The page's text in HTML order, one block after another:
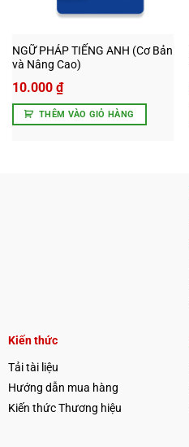
NGỮ PHÁP TIẾNG ANH (Cơ Bản
và Nâng Cao)
10.000 ₫
THÊM VÀO GIỎ HÀNG
Kiến thức
Tải tài liệu
Hướng dẫn mua hàng
Kiến thức Thương hiệu